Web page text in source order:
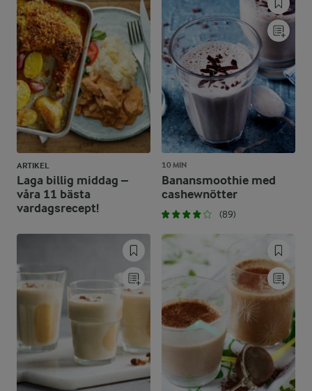
ARTIKEL
Laga billig middag –
våra 11 bästa
vardagsrecept!
10 MIN
Banansmoothie med
cashewnötter
(89)